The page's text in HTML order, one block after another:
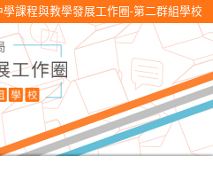
課程與教學發展工作圈-第二群組學校